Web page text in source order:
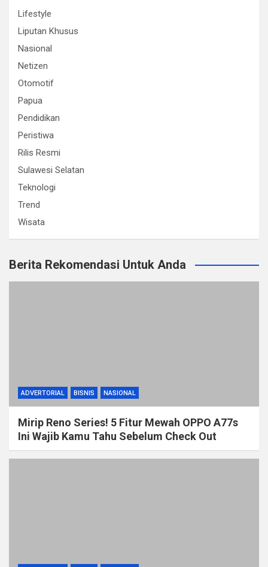
Lifestyle
Liputan Khusus
Nasional
Netizen
Otomotif
Papua
Pendidikan
Peristiwa
Rilis Resmi
Sulawesi Selatan
Teknologi
Trend
Wisata
Berita Rekomendasi Untuk Anda
ADVERTORIAL BISNIS NASIONAL
Mirip Reno Series! 5 Fitur Mewah OPPO A77s
Ini Wajib Kamu Tahu Sebelum Check Out